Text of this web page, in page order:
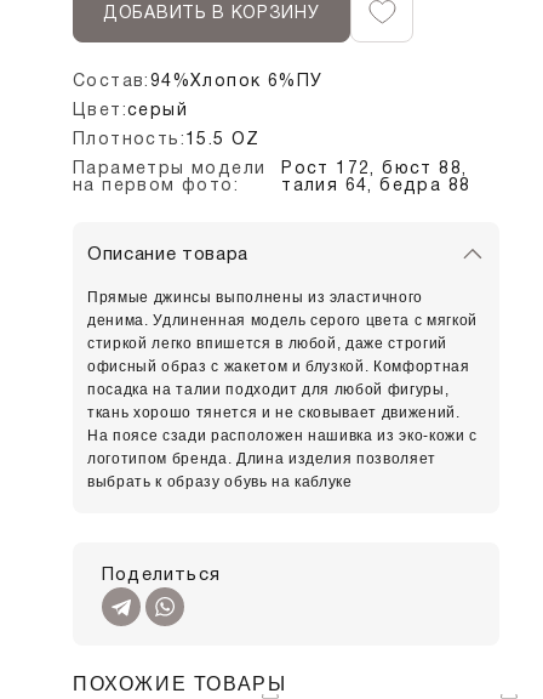
ДОБАВИТЬ В КОРЗИНУ
Состав:94%Хлопок 6%ПУ
Цвет:серый
Плотность:15.5 OZ
Параметры модели
на первом фото:
Рост 172, бюст 88,
талия 64, бедра 88
Описание товара
Прямые джинсы выполнены из эластичного
денима. Удлиненная модель серого цвета с мягкой
стиркой легко впишется в любой, даже строгий
офисный образ с жакетом и блузкой. Комфортная
посадка на талии подходит для любой фигуры,
ткань хорошо тянется и не сковывает движений.
На поясе сзади расположен нашивка из эко-кожи с
логотипом бренда. Длина изделия позволяет
выбрать к образу обувь на каблуке
Поделиться
ПОХОЖИЕ ТОВАРЫ